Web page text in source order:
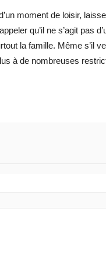
moment de loisir,
qu’il ne s’agit pas
la famille. Même s’il
à de nombreuses